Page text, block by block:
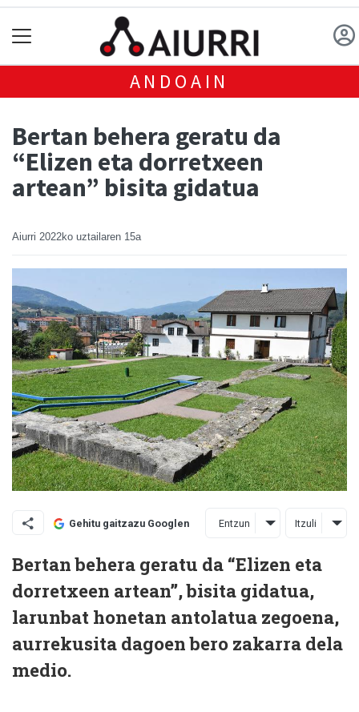
ANDOAIN
Bertan behera geratu da
“Elizen eta dorretxeen
artean” bisita gidatua
Aiurri 2022ko uztailaren 15a
Gehitu gaitzazu Googlen Entzun Itzuli
Bertan behera geratu da “Elizen eta
dorretxeen artean”, bisita gidatua,
larunbat honetan antolatua zegoena,
aurrekusita dagoen bero zakarra dela
medio.